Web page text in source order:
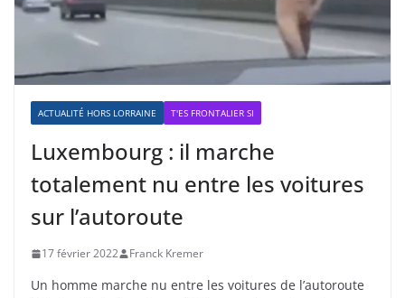
ACTUALITÉ HORS LORRAINE T'ES FRONTALIER SI
Luxembourg : il marche
totalement nu entre les voitures
sur l’autoroute
17 février 2022 Franck Kremer
Un homme marche nu entre les voitures de l’autoroute